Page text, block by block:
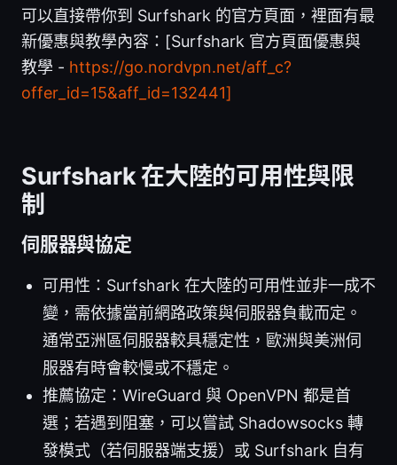
可以直接帶你到 Surfshark 的官方頁面，裡面有最
新優惠與教學內容：[Surfshark 官方頁面優惠與
教學 - https://go.nordvpn.net/aff_c?
offer_id=15&aff_id=132441]
Surfshark 在大陸的可用性與限
制
伺服器與協定
可用性：Surfshark 在大陸的可用性並非一成不
變，需依據當前網路政策與伺服器負載而定。
通常亞洲區伺服器較具穩定性，歐洲與美洲伺
服器有時會較慢或不穩定。
推薦協定：WireGuard 與 OpenVPN 都是首
選；若遇到阻塞，可以嘗試 Shadowsocks 轉
發模式（若伺服器端支援）或 Surfshark 自有